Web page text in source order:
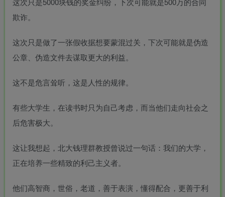
欺诈。
这次只是做了一张假收据想要蒙混过关，下次可能就是伪造
公章、伪造文件去谋取更大的利益。
这不是危言耸听，这是人性的规律。
有些大学生，在读书时只为自己考虑，而当他们走向社会之
后危害极大。
这让我想起，北大钱理群教授曾说过一句话：我们的大学，
正在培养一些精致的利己主义者。
他们高智商，世俗，老道，善于表演，懂得配合，更善于利